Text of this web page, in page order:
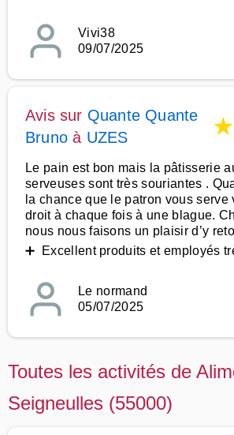
Vivi38
09/07/2025
Avis sur Quante Quante
Bruno à UZES ★
Le pain est bon mais la pâtisserie
serveuses sont très souriantes .
la chance que le patron vous serve
droit à chaque fois à une blague.
nous nous faisons un plaisir d’y
➕ Excellent produits et employés
Le normand
05/07/2025
Toutes les activités de
Seigneulles (55000)